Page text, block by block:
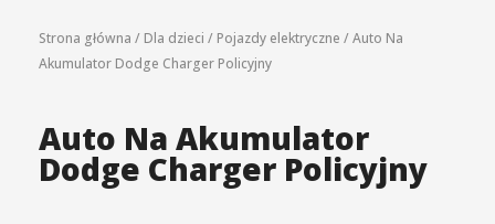
Strona główna / Dla dzieci / Pojazdy elektryczne /Auto Na
Akumulator Dodge Charger Policyjny
Auto Na Akumulator
Dodge Charger Policyjny